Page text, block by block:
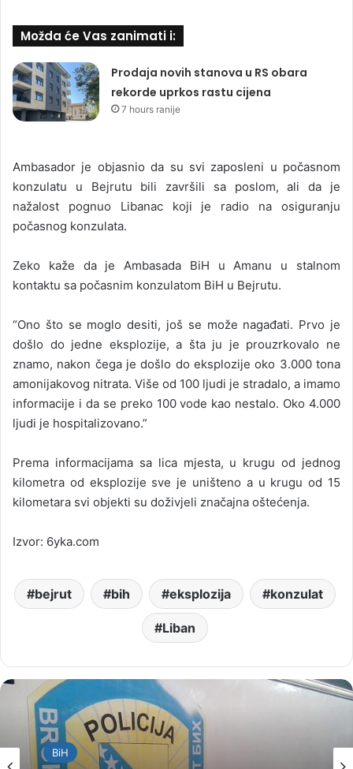
Možda će Vas zanimati i:
Prodaja novih stanova u RS obara
rekorde uprkos rastu cijena
7 hours ranije
Ambasador je objasnio da su svi zaposleni u počasnom
konzulatu u Bejrutu bili završili sa poslom, ali da je
nažalost pognuo Libanac koji je radio na osiguranju
počasnog konzulata.
Zeko kaže da je Ambasada BiH u Amanu u stalnom
kontaktu sa počasnim konzulatom BiH u Bejrutu.
“Ono što se moglo desiti, još se može nagađati. Prvo je
došlo do jedne eksplozije, a šta ju je prouzrkovalo ne
znamo, nakon čega je došlo do eksplozije oko 3.000 tona
amonijakovog nitrata. Više od 100 ljudi je stradalo, a imamo
informacije i da se preko 100 vode kao nestalo. Oko 4.000
ljudi je hospitalizovano.”
Prema informacijama sa lica mjesta, u krugu od jednog
kilometra od eksplozije sve je uništeno a u krugu od 15
kilometara svi objekti su doživjeli značajna oštećenja.
Izvor: 6yka.com
bejrut bih eksplozija konzulat
Liban
BiH